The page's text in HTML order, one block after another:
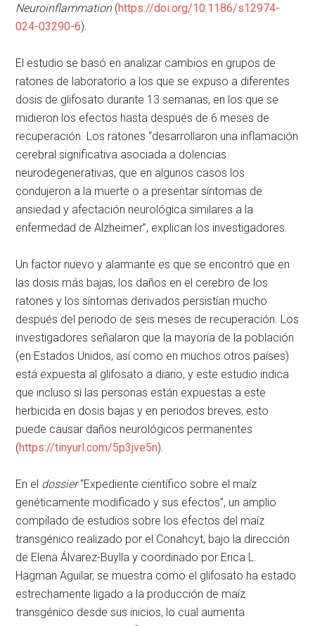
Neuroinflammation(https://doi.org/10.1186/s12974-
024-03290-6).
El estudio se basó en analizar cambios en grupos de
ratones de laboratorio a los que se expuso a diferentes
dosis de glifosato durante 13 semanas, en los que se
midieron los efectos hasta después de 6 meses de
recuperación. Los ratones desarrollaron una inflamación
cerebral significativa asociada a dolencias
neurodegenerativas, que en algunos casos los
condujeron a la muerte o a presentar síntomas de
ansiedad y afectación neurológica similares a la
enfermedad de Alzheimer , explican los investigadores.
Un factor nuevo y alarmante es que se encontró que en
las dosis más bajas, los daños en el cerebro de los
ratones y los síntomas derivados persistían mucho
después del periodo de seis meses de recuperación. Los
investigadores señalaron que la mayoría de la población
(en Estados Unidos, así como en muchos otros países)
está expuesta al glifosato a diario, y este estudio indica
que incluso si las personas están expuestas a este
herbicida en dosis bajas y en periodos breves, esto
puede causar daños neurológicos permanentes
(https://tinyurl.com/5p3jve5n).
En el dossier Expediente científico sobre el maíz
genéticamente modificado y sus efectos , un amplio
compilado de estudios sobre los efectos del maíz
transgénico realizado por el Conahcyt, bajo la dirección
de Elena Álvarez-Buylla y coordinado por Erica L.
Hagman Aguilar, se muestra como el glifosato ha estado
estrechamente ligado a la producción de maíz
transgénico desde sus inicios, lo cual aumenta